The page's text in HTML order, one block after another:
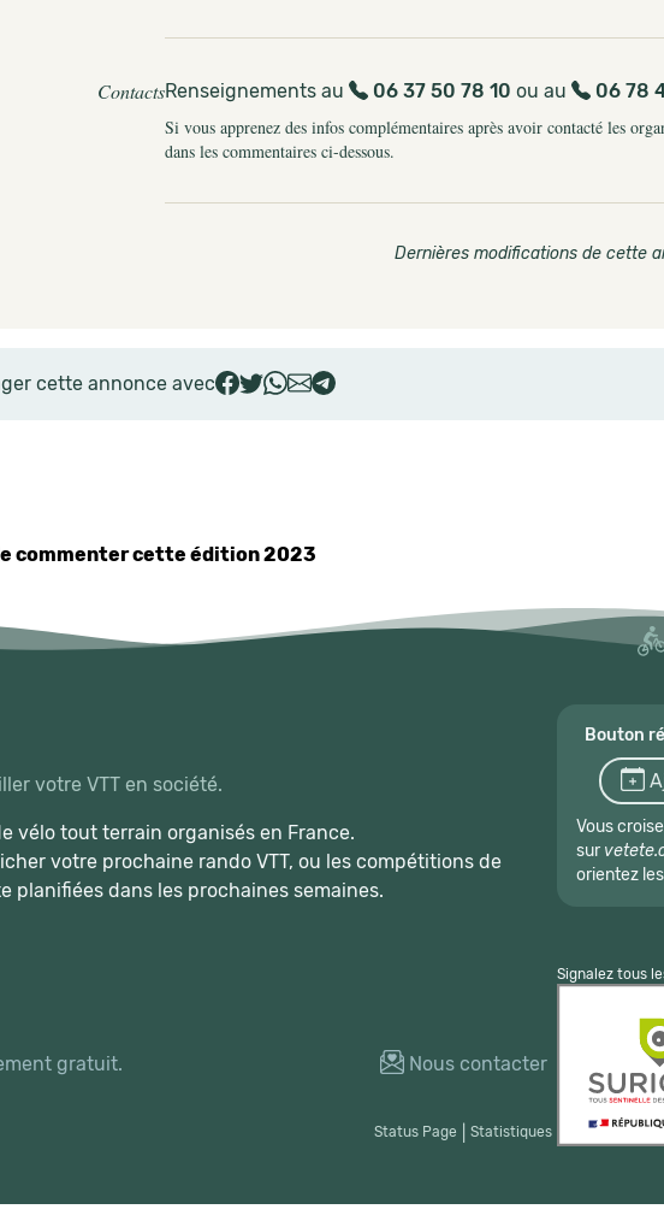
ContactsRenseignements au 06 37 50 78 10 ou au
06 78
Si vous apprenez des infos complémentaires après avoir contacté les
dans les commentaires ci-dessous.
Dernières modifications de cette
cette annonce avec
commenter cette édition 2023
votre VTT en société.
vélo tout terrain organisés en France.
votre prochaine rando VTT, ou les compétitions de
dans les prochaines semaines.
gratuit. Nous contacter
Status Page Statistiques
Bouton
Vous
sur
orientez
Signalez tous